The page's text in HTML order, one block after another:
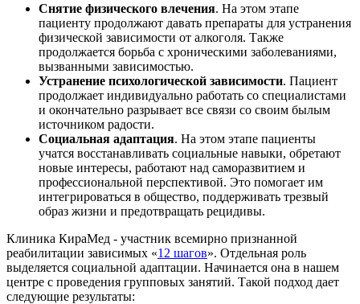
Снятие физического влечения. На этом этапе
пациенту продолжают давать препараты для устранения
физической зависимости от алкоголя. Также
продолжается борьба с хроническими заболеваниями,
вызванными зависимостью.
Устранение психологической зависимости. Пациент
продолжает индивидуально работать со специалистами
и окончательно разрывает все связи со своим былым
источником радости.
Социальная адаптация. На этом этапе пациенты
учатся восстанавливать социальные навыки, обретают
новые интересы, работают над саморазвитием и
профессиональной перспективой. Это помогает им
интегрироваться в общество, поддерживать трезвый
образ жизни и предотвращать рецидивы.
Клиника КираМед - участник всемирно признанной
реабилитации зависимых «12 шагов». Отдельная роль
выделяется социальной адаптации. Начинается она в нашем
центре с проведения групповых занятий. Такой подход дает
следующие результаты: